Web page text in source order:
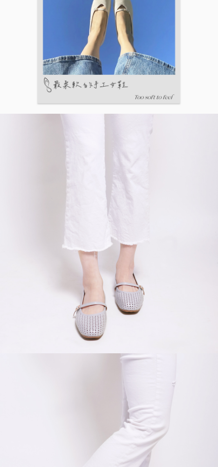
４．使用「AFTEE先享後付」時，將依據個別帳號之用戶狀況，依本公司即
時審查核予不同之上限額度；若仍有額度不足之情形，本公司將視審查結果
５．嚴禁一人註冊多個帳號或使用他人資訊註冊。若發現惡意使用之情形，
恩沛科技股份有限公司將有權停止該用戶之使用額度並採取法律行動。